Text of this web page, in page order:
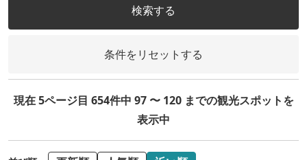
検索する
条件をリセットする
現在 5ページ目 654件中 97 〜 120 までの観光スポットを
表示中